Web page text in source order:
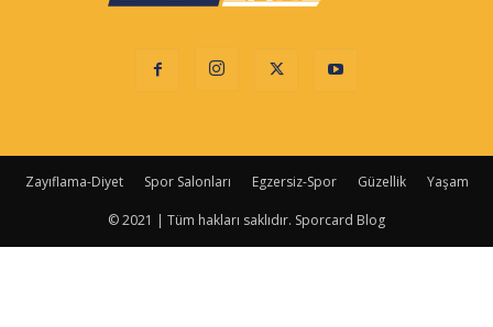
Zayıflama-Diyet Spor Salonları Egzersiz-Spor Güzellik Yaşam
© 2021 | Tüm hakları saklıdır. Sporcard Blog